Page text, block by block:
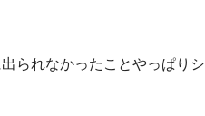
られなかったことやっぱりシ